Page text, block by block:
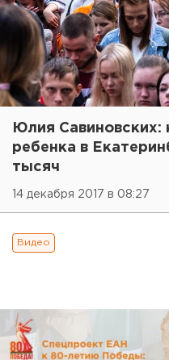
Юлия Савиновских:
ребенка в
тысяч
14 декабря 2017 в 08:27
Видео